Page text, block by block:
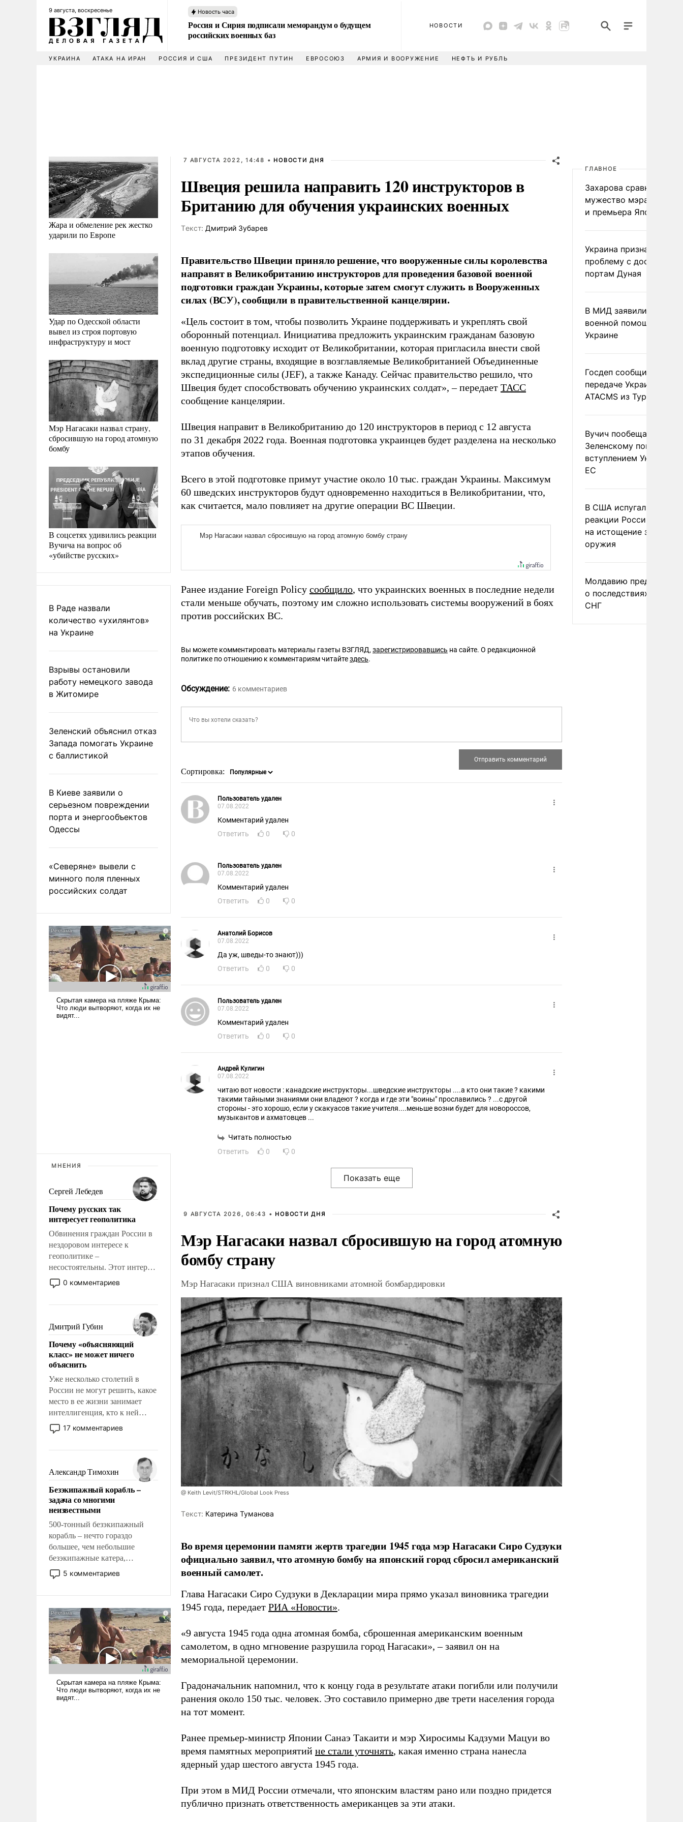
9 августа, воскресенье Новость часа
Россия и Сирия подписали меморандум о будущем
российских военных баз
НОВОСТИ
УКРАИНА АТАКА НА ИРАН РОССИЯ И США ПРЕЗИДЕНТ ПУТИН ЕВРОСОЮЗ АРМИЯ И ВООРУЖЕНИЕ НЕФТЬ И РУБЛЬ
Жара и обмеление рек жестко
ударили по Европе
Удар по Одесской области
вывел из строя портовую
инфраструктуру и мост
Мэр Нагасаки назвал страну,
сбросившую на город атомную
бомбу
В соцсетях удивились реакции
Вучича на вопрос об
«убийстве русских»
В Раде назвали
количество «ухилянтов»
на Украине
Взрывы остановили
работу немецкого завода
в Житомире
Зеленский объяснил отказ
Запада помогать Украине
с баллистикой
В Киеве заявили о
серьезном повреждении
порта и энергообъектов
Одессы
«Северяне» вывели с
минного поля пленных
российских солдат
МНЕНИЯ
Сергей Лебедев
Почему русских так
интересует геополитика
Обвинения граждан России в
нездоровом интересе к
геополитике –
несостоятельны. Этот интерес
рационален и прагматичен. Он
обусловлен тысячелетним
фундаментальным знанием,
что мировая политика имеет
свойство заявляться на порог
нашего дома.
0 комментариев
Дмитрий Губин
Почему «объясняющий
класс» не может ничего
объяснить
Уже несколько столетий в
России не могут решить, какое
место в ее жизни занимает
интеллигенция, кто к ней
принадлежит, а кого из нее
исключили с правом
чем она отличается от просто
образованных людей. Иногда
казалось, что эти вопросы
решены раз и навсегда, но –
нет, не решены.
17 комментариев
Александр Тимохин
Безэкипажный корабль –
задача со многими
неизвестными
500-тонный безэкипажный
корабль – нечто гораздо
большее, чем небольшие
безэкипажные катера,
применение которых уже
стало обыденностью. Задача по
и ее реализация радикально
поднимет наши боевые
возможности.
5 комментариев
7 АВГУСТА 2022, 14:48 • НОВОСТИ ДНЯ
Швеция решила направить 120 инструкторов в
Британию для обучения украинских военных
Tекст: Дмитрий Зубарев
Правительство Швеции приняло решение, что вооруженные силы королевства
направят в Великобританию инструкторов для проведения базовой военной
подготовки граждан Украины, которые затем смогут служить в Вооруженных
силах (ВСУ), сообщили в правительственной канцелярии.
«Цель состоит в том, чтобы позволить Украине поддерживать и укреплять свой
оборонный потенциал. Инициатива предложить украинским гражданам базовую
военную подготовку исходит от Великобритании, которая пригласила внести свой
вклад другие страны, входящие в возглавляемые Великобританией Объединенные
экспедиционные силы (JEF), а также Канаду. Сейчас правительство решило, что
Швеция будет способствовать обучению украинских солдат», – передает ТАСС
сообщение канцелярии.
Швеция направит в Великобританию до 120 инструкторов в период с 12 августа
по 31 декабря 2022 года. Военная подготовка украинцев будет разделена на несколько
этапов обучения.
Всего в этой подготовке примут участие около 10 тыс. граждан Украины. Максимум
60 шведских инструкторов будут одновременно находиться в Великобритании, что,
как считается, мало повлияет на другие операции ВС Швеции.
Ранее издание Foreign Policу сообщило, что украинских военных в последние недели
стали меньше обучать, поэтому им сложно использовать системы вооружений в боях
против российских ВС.
Вы можете комментировать материалы газеты ВЗГЛЯД, зарегистрировавшись на сайте. О редакционной
политике по отношению к комментариям читайтездесь.
Обсуждение: 6 комментариев
Сортировка:
Пользователь удален
07.08.2022
Комментарий удален
Ответить
0 0
Пользователь удален
07.08.2022
Комментарий удален
Ответить
0 0
Анатолий Борисов
07.08.2022
Да уж, шведы-то знают)))
Ответить
0 0
Пользователь удален
07.08.2022
Комментарий удален
Ответить
0 0
Андрей Кулигин
07.08.2022
читаю вот новости : канадские инструкторы...шведские инструкторы ....а кто они такие ? какими
такими тайными знаниями они владеют ? когда и где эти "воины" прославились ? ...с другой
стороны - это хорошо, если у скакуасов такие учителя....меньше возни будет для новороссов,
музыкантов и ахматовцев ...
Читать полностью
Ответить
0 0
9 АВГУСТА 2026, 06:43 • НОВОСТИ ДНЯ
Мэр Нагасаки назвал сбросившую на город атомную
бомбу страну
Мэр Нагасаки признал США виновниками атомной бомбардировки
@ Keith Levit/STRKHL/Global Look Press
Tекст: Катерина Туманова
Во время церемонии памяти жертв трагедии 1945 года мэр Нагасаки Сиро Судзуки
официально заявил, что атомную бомбу на японский город сбросил американский
военный самолет.
Глава Нагасаки Сиро Судзуки в Декларации мира прямо указал виновника трагедии
1945 года, передает РИА «Новости».
«9 августа 1945 года одна атомная бомба, сброшенная американским военным
самолетом, в одно мгновение разрушила город Нагасаки», – заявил он на
мемориальной церемонии.
Градоначальник напомнил, что к концу года в результате атаки погибли или получили
ранения около 150 тыс. человек. Это составило примерно две трети населения города
на тот момент.
Ранее премьер-министр Японии Санаэ Такаити и мэр Хиросимы Кадзуми Мацуи во
время памятных мероприятий не стали уточнять, какая именно страна нанесла
ядерный удар шестого августа 1945 года.
При этом в МИД России отмечали, что японским властям рано или поздно придется
публично признать ответственность американцев за эти атаки.
ГЛАВНОЕ
Захарова сравнила
мужество мэра
и премьера Японии
Украина признала
проблему с доступом к
портам Дуная
В МИД заявили о
военной помощи
Украине
Госдеп сообщил о
передаче Украине
ATACMS из Турции
Вучич пообещал
Зеленскому помочь со
вступлением Украины в
ЕС
В США испугались
реакции России и
на истощение запасов
оружия
Молдавию
о последствиях выхода
СНГ